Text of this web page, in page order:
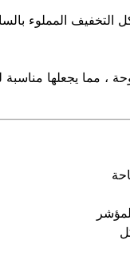
المملوء
، مما يجعلها مناسبة